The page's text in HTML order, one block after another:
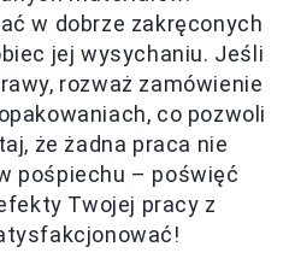
w dobrze zakręconych
jej wysychaniu. Jeśli
rozważ zamówienie
co pozwoli
że żadna praca nie
pośpiechu – poświęć
Twojej pracy z